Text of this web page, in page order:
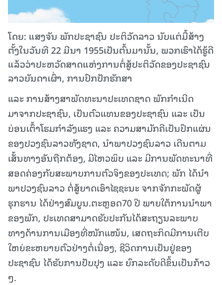
ໂດຍ: ແສງຈັນ ພັກປະຊາຊົນ ປະຕິວັດລາວ ນັບແຕ່ມື້ສ້າງ
ຕັ້ງໃນວັນທີ 22 ມີນາ 1955ເປັນຕົ້ນມານັ້ນ, ພວກເຮົາໄດ້ຮູ້ດີ
ແລ້ວວ່າປະຫວັດສາດແຫ່ງການຕໍ່ສູ້ປະຕິວັດຂອງປະຊາຊົນ
ລາວບັນດາເຜົ່າ, ການປົກປັກຮັກສາ
ແລະ ການສ້າງສາພັດທະນາປະເທດຊາດ ພັກກຳເນີດ
ມາຈາກປະຊາຊົນ, ເປັນຕົວແທນຂອງປະຊາຊົນ ແລະ ເປັນ
ບ່ອນເຕົ້າໂຮມກຳລັງແຮງ ແລະ ຄວາມສາມັກຄີເປັນປຶກແຜ່ນ
ຂອງປວງຊົນລາວທັງຊາດ, ນຳພາປວງຊົນລາວ ເດີນຕາມ
ເສັ້ນທາງອັນຖືກຕ້ອງ, ມີໄຫວພິບ ແລະ ມີການພັດທະນາທີ່
ສອດຄ່ອງກັບສະພາບການຕົວຈິງຂອງປະເທດ; ພັກ ໄດ້ນຳ
ພາປວງຊົນລາວ ຕໍ່ສູ້ຍາດເອົາໄຊຊະນະ ຈາກຈັກກະພັດຜູ້
ຮຸກຮານ ໄດ້ຢ່າງສົມບູນ.ຕະຫຼອດ70 ປີ ພາຍໃຕ້ການນຳພາ
ຂອງພັກ, ປະເທດສາມາດຮັບປະກັນໄດ້ສະຖຽນລະພາບ
ທາງດ້ານການເມືອງທີ່ໜັກແໜ້ນ, ເສດຖະກິດມີການເຕີບ
ໃຫຍ່ຂະຫຍາຍຕົວຢ່າງຕໍ່ເນື່ອງ, ຊີວິດການເປັນຢູ່ຂອງ
ປະຊາຊົນ ໄດ້ຮັບການປັບປຸງ ແລະ ຍົກລະດັບດີຂຶ້ນເປັນກ້າວ
ໆ.